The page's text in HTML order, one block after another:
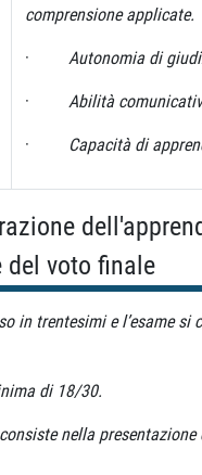
comprensione applicate.
· Autonomia di
· Abilità
· Capacità di
voto finale
in trentesimi e l’esame si
di 18/30.
nella